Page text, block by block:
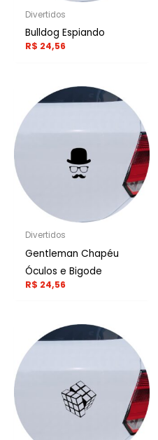
Divertidos
Bulldog Espiando
R$ 24,56
Divertidos
Gentleman Chapéu
Óculos e Bigode
R$ 24,56